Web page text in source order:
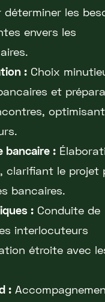
les
envers les
: Choix
et
bancaire :
clarifiant le projet
bancaires.
: Conduite de
interlocuteurs
étroite avec
: